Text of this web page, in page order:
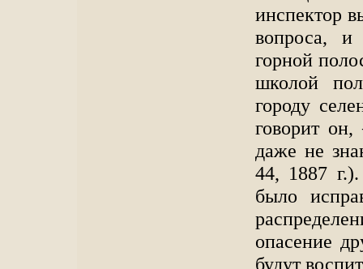
инспектор
вопроса, и
горной
школой
городу
говорит
даже не
44, 1887
было
опасение
будут